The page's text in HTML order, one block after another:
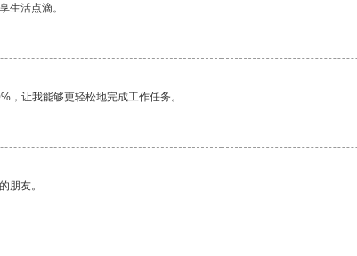
生活点滴。
，让我能够更轻松地完成工作任务。
朋友。